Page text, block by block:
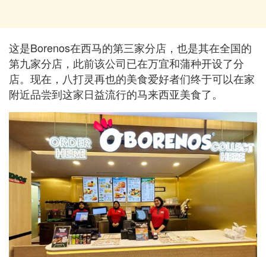
这是Borenos在西马的第三家分店，也是其在全国的
第九家分店，此前该公司已在万宜和蒲种开设了分
店。现在，八打灵再也的美食爱好者们终于可以在家
附近品尝到这家日益流行的马来西亚美食了。